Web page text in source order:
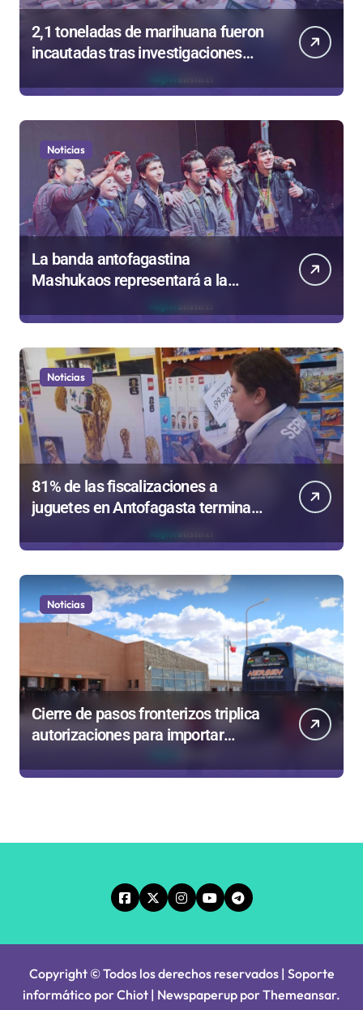
2,1 toneladas de marihuana fueron
incautadas tras investigaciones
Noticias
La banda antofagastina
Mashukaos representará a la
de Valparaíso
Noticias
81% de las fiscalizaciones a
juguetes en Antofagasta termina
en sumarios sanitarios
Noticias
Cierre de pasos fronterizos triplica
autorizaciones para importar
Copyright © Todos los derechos reservados | Soporte
informático por Chiot | Newspaperup porThemeansar.